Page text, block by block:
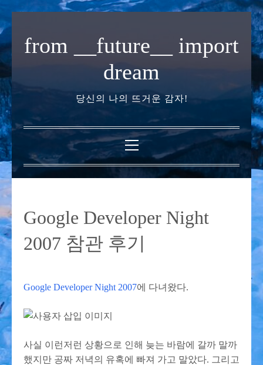
바
가
기
from __future__ import
dream
당신의 나의 뜨거운 감자!
기
본
메
뉴
Google Developer Night
2007 참관 후기
Google Developer Night 2007에 다녀왔다.
사실 이런저런 상황으로 인해 늦는 바람에 갈까 말까
했지만 공짜 저녁의 유혹에 빠져 가고 말았다. 그리고